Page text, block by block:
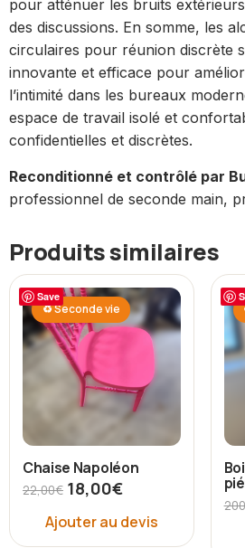
pour atténuer les bruits
des discussions. En somme, les
circulaires pour réunion discrète
innovante et efficace pour
l’intimité dans les bureaux
espace de travail isolé et
confidentielles et discrètes.
Reconditionné et contrôlé par
professionnel de seconde main,
Produits similaires
Save
♻ Seconde vie
Chaise Napoléon
22,00€ 18,00€
Ajouter au devis